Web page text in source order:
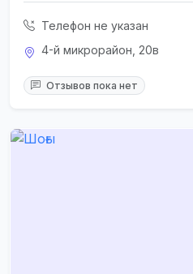
Телефон не указан
4-й микрорайон, 20в
Отзывов пока нет